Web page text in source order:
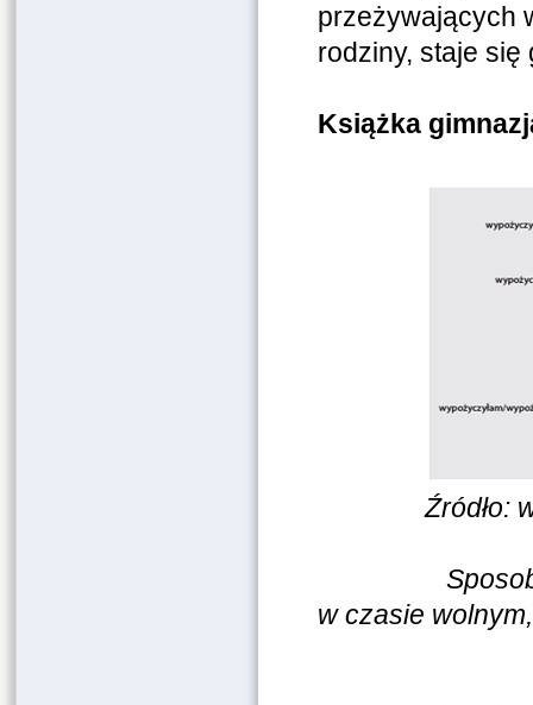
przeżywających
rodziny, staje
Książka
Źródło:
Sposoby
w czasie